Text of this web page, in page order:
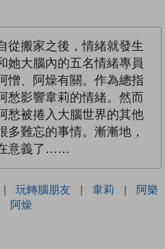
從搬家之後，情緒就發生
她大腦內的五名情緒專員
憎、阿燥有關。作為總指
愁影響韋莉的情緒。然而
愁被捲入大腦世界的其他
多難忘的事情。漸漸地，
意義了……
| 玩轉腦朋友 | 韋莉 |
阿樂
阿燥